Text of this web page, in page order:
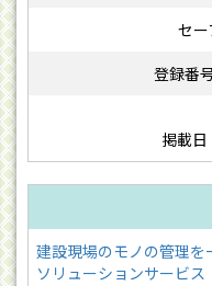
セ
掲載
建設現場のモノの管理
ソリューションサービ